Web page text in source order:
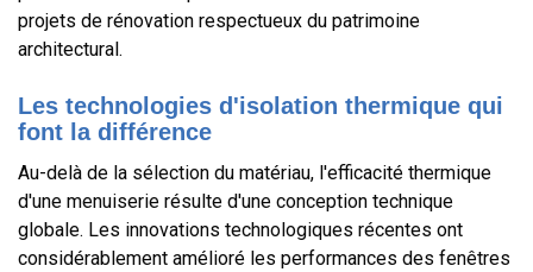
projets de rénovation respectueux du patrimoine
architectural.
Les technologies d'isolation thermique qui
font la différence
Au-delà de la sélection du matériau, l'efficacité thermique
d'une menuiserie résulte d'une conception technique
globale. Les innovations technologiques récentes ont
considérablement amélioré les performances des fenêtres